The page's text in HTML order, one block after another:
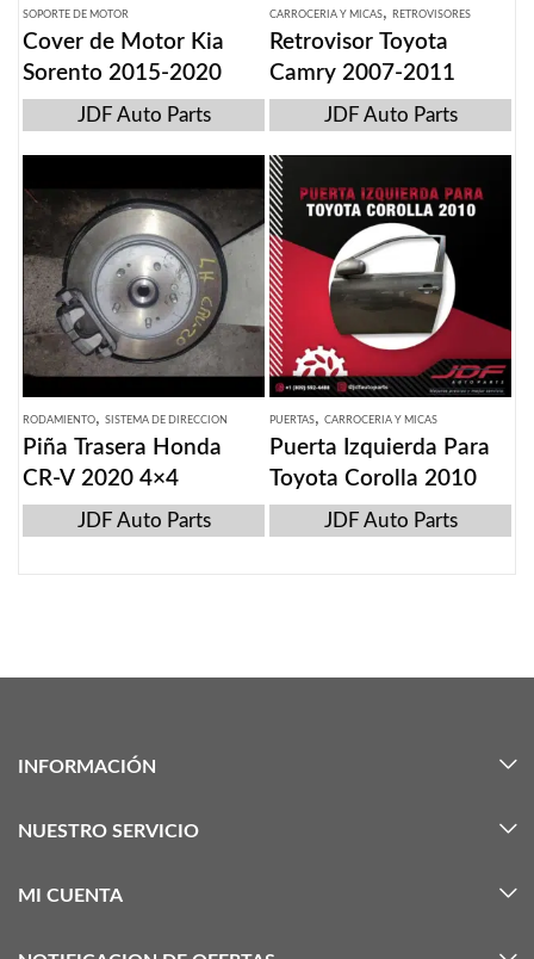
SOPORTE DE MOTOR
Cover de Motor Kia
Sorento 2015-2020
JDF Auto Parts
CARROCERIA Y MICAS, RETROVISORES
Retrovisor Toyota
Camry 2007-2011
JDF Auto Parts
RODAMIENTO, SISTEMA DE DIRECCION
Piña Trasera Honda
CR-V 2020 4×4
JDF Auto Parts
PUERTAS, CARROCERIA Y MICAS
Puerta Izquierda Para
Toyota Corolla 2010
JDF Auto Parts
INFORMACIÓN
NUESTRO SERVICIO
MI CUENTA